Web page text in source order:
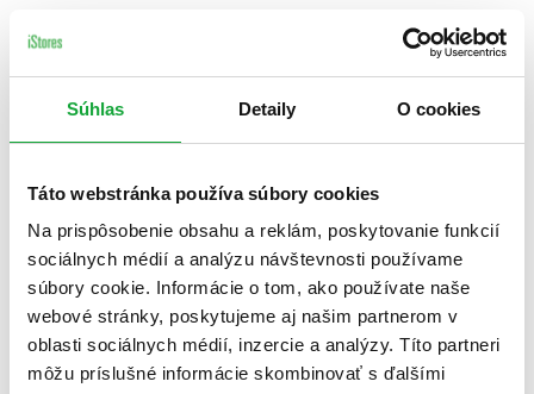
Súhlas Detaily O cookies
Táto webstránka používa súbory cookies
Na prispôsobenie obsahu a reklám, poskytovanie funkcií
sociálnych médií a analýzu návštevnosti používame
súbory cookie. Informácie o tom, ako používate naše
webové stránky, poskytujeme aj našim partnerom v
oblasti sociálnych médií, inzercie a analýzy. Títo partneri
môžu príslušné informácie skombinovať s ďalšími